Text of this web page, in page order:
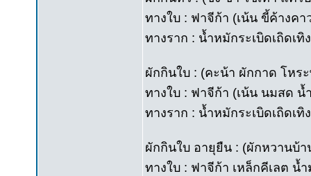
ทางใบ : ฟาจีก้า (เน้น ขี้ค้างคา
ทางราก : น้ำหมักระเบิดเถิดเทิ
ผักกินใบ : (คะน้า ผักกาด โหร
ทางใบ : ฟาจีก้า (เน้น นมสด
ทางราก : น้ำหมักระเบิดเถิดเทิ
ผักกินใบ อายุยืน : (ผักหวานบ้
ทางใบ : ฟาจีก้า เหล็กคีเลต น้